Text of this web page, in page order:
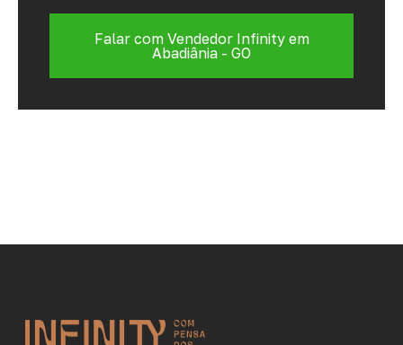
Falar com Vendedor Infinity em
Abadiânia - GO